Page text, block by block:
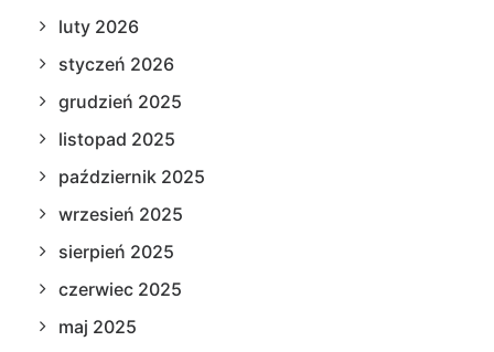
luty 2026
styczeń 2026
grudzień 2025
listopad 2025
październik 2025
wrzesień 2025
sierpień 2025
czerwiec 2025
maj 2025